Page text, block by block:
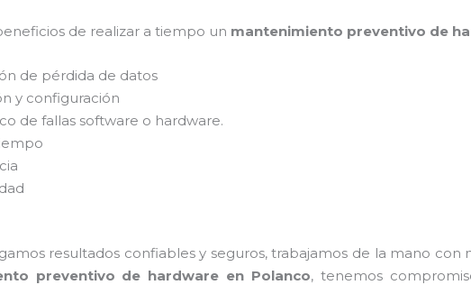
de realizar a tiempo un mantenimiento preventivo de
de pérdida de datos
y configuración
de fallas software o hardware.
resultados confiables y seguros, trabajamos de la mano
preventivo de hardware en Polanco, tenemos